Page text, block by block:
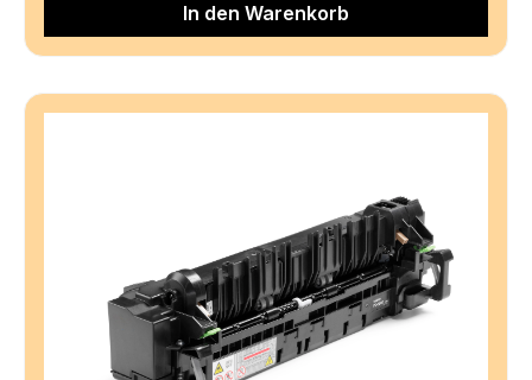
In den Warenkorb